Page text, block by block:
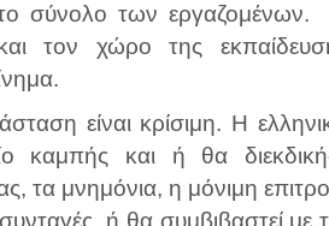
σύνολο των εργαζομένων.
τον χώρο της
κρίσιμη. Η ελληνική
καμπής και ή θα
τα μνημόνια, η μόνιμη
συνταγές, ή θα συμβιβαστεί